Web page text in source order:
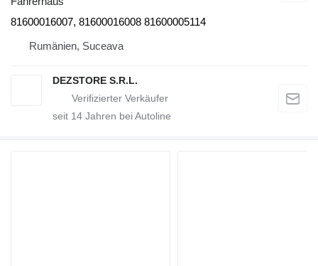
81600016007, 81600016008 81600005114
Rumänien, Suceava
DEZSTORE S.R.L.
seit 14 Jahren bei Autoline